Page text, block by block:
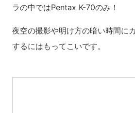
ラの中ではPentax K-70のみ！
夜空の撮影や明け方の暗い時間に
するにはもってこいです。